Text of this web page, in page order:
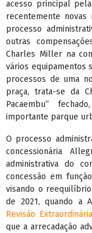
acesso principal
recentemente
processo
outras
Charles Miller na
vários equipamentos
processos de uma
praça, trata-se da
Pacaembu”
importante parque
O processo
concessionária
administrativa do
concessão em
visando o
de 2021, quando a
Revisão
que a arrecadação